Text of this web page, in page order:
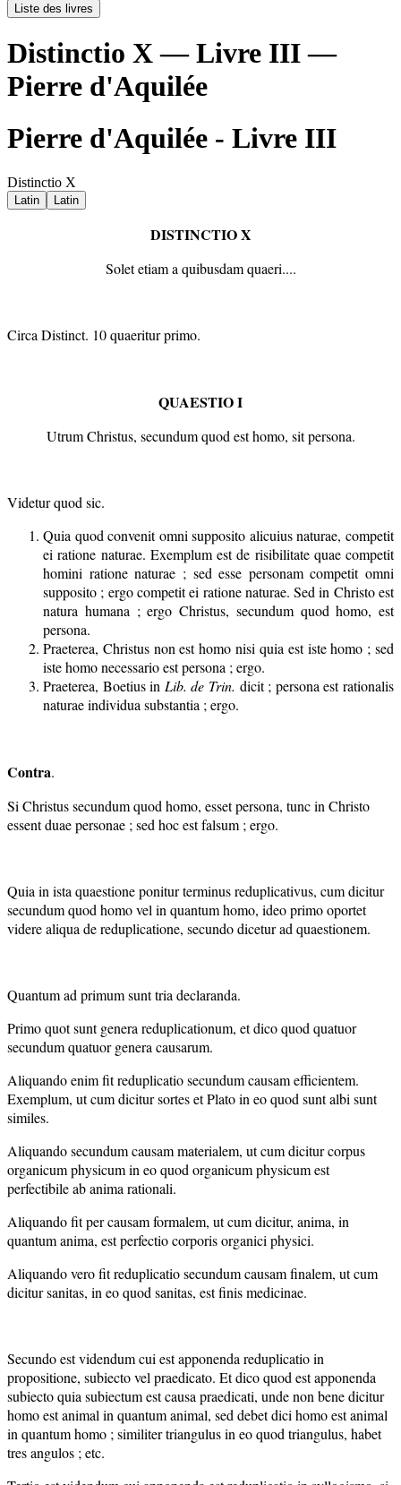
Liste des livres
Distinctio X — Livre III —
Pierre d'Aquilée
Pierre d'Aquilée - Livre III
Distinctio X
Latin Latin
DISTINCTIO X
Solet etiam a quibusdam quaeri....
Circa Distinct. 10 quaeritur primo.
QUAESTIO I
Utrum Christus, secundum quod est homo, sit persona.
Videtur quod sic.
Quia quod convenit omni supposito alicuius naturae, competit
ei ratione naturae. Exemplum est de risibilitate quae competit
homini ratione naturae ; sed esse personam competit omni
supposito ; ergo competit ei ratione naturae. Sed in Christo est
natura humana ; ergo Christus, secundum quod homo, est
persona.
Praeterea, Christus non est homo nisi quia est iste homo ; sed
iste homo necessario est persona ; ergo.
Praeterea, Boetius in Lib. de Trin. dicit ; persona est rationalis
naturae individua substantia ; ergo.
Contra.
Si Christus secundum quod homo, esset persona, tunc in Christo
essent duae personae ; sed hoc est falsum ; ergo.
Quia in ista quaestione ponitur terminus reduplicativus, cum dicitur
secundum quod homo vel in quantum homo, ideo primo oportet
videre aliqua de reduplicatione, secundo dicetur ad quaestionem.
Quantum ad primum sunt tria declaranda.
Primo quot sunt genera reduplicationum, et dico quod quatuor
secundum quatuor genera causarum.
Aliquando enim fit reduplicatio secundum causam efficientem.
Exemplum, ut cum dicitur sortes et Plato in eo quod sunt albi sunt
similes.
Aliquando secundum causam materialem, ut cum dicitur corpus
organicum physicum in eo quod organicum physicum est
perfectibile ab anima rationali.
Aliquando fit per causam formalem, ut cum dicitur, anima, in
quantum anima, est perfectio corporis organici physici.
Aliquando vero fit reduplicatio secundum causam finalem, ut cum
dicitur sanitas, in eo quod sanitas, est finis medicinae.
Secundo est videndum cui est apponenda reduplicatio in
propositione, subiecto vel praedicato. Et dico quod est apponenda
subiecto quia subiectum est causa praedicati, unde non bene dicitur
homo est animal in quantum animal, sed debet dici homo est animal
in quantum homo ; similiter triangulus in eo quod triangulus, habet
tres angulos ; etc.